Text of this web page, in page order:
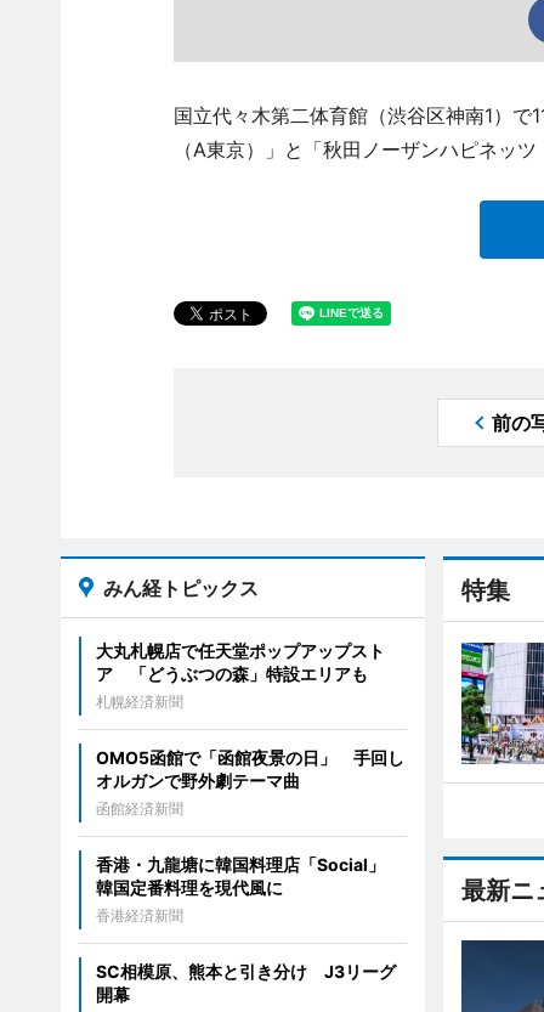
国立代々木第二体育館（渋谷区神南1）
（A東京）」と「秋田ノーザンハピネッ
前の
特集
最新ニ
みん経トピックス
大丸札幌店で任天堂ポップアップスト
ア 「どうぶつの森」特設エリアも
札幌経済新聞
OMO5函館で「函館夜景の日」 手回し
オルガンで野外劇テーマ曲
函館経済新聞
香港・九龍塘に韓国料理店「Social」
韓国定番料理を現代風に
香港経済新聞
SC相模原、熊本と引き分け J3リーグ
開幕